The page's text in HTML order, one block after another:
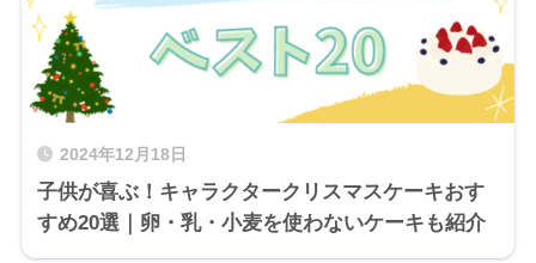
2024年12月18日
子供が喜ぶ！キャラクタークリスマスケーキおす
すめ20選｜卵・乳・小麦を使わないケーキも紹介